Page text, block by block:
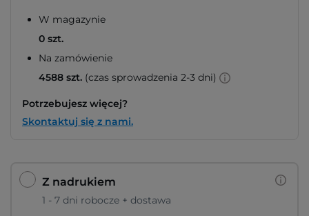
W magazynie
0 szt.
Na zamówienie
4588 szt. (czas sprowadzenia 2-3 dni)
Potrzebujesz więcej?
Skontaktuj się z nami.
Z nadrukiem
1 - 7 dni robocze + dostawa